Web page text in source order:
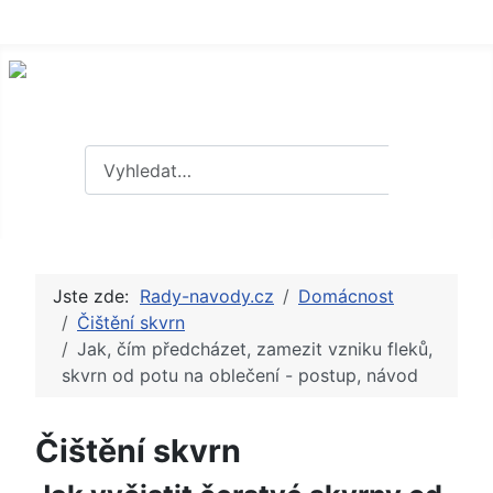
Jste zde: Rady-navody.cz
Domácnost
Čištění skvrn
Jak, čím předcházet, zamezit vzniku fleků,
skvrn od potu na oblečení - postup, návod
Čištění skvrn